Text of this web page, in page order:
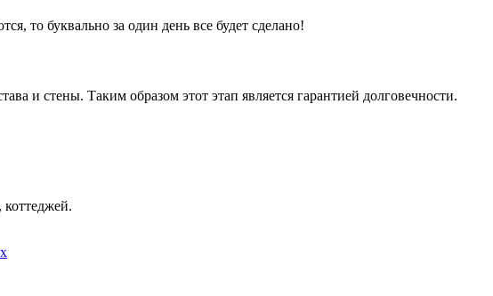
то буквально за один день все будет сделано!
и стены. Таким образом этот этап является гарантией долговечности.